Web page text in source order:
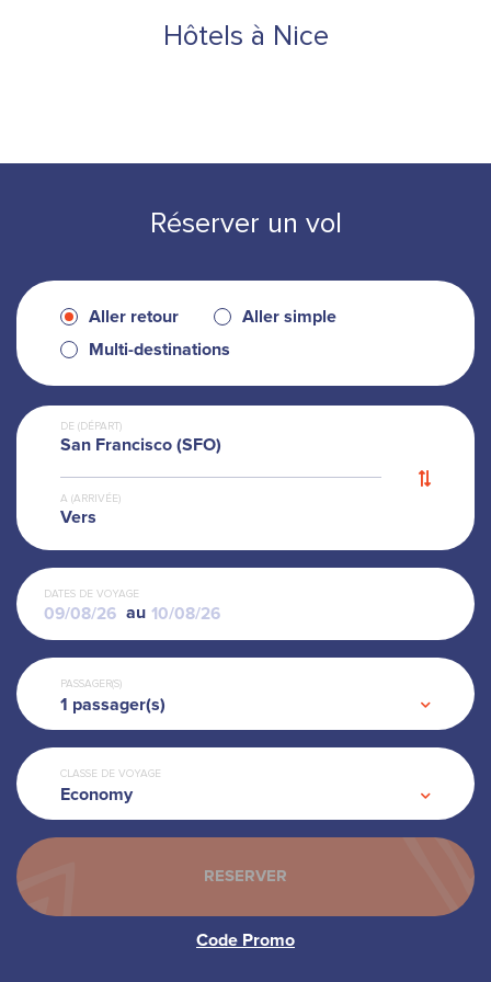
Hôtels à Nice
Réserver un vol
Aller retour
Aller simple
Multi-destinations
DE (DÉPART)
San Francisco (SFO)
A (ARRIVÉE)
Vers
DATES DE VOYAGE
au
PASSAGER(S)
1 passager(s)
CLASSE DE VOYAGE
Economy